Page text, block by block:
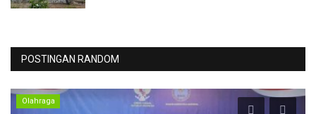
POSTINGAN RANDOM
Olahraga